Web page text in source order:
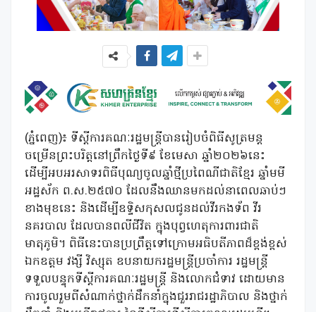
(ភ្នំពេញ)៖ ទីស្តីការគណៈរដ្ឋមន្ត្រីបានរៀបចំពិធីសូត្រមន្ត
ចម្រើនព្រះបរិត្តនៅព្រឹកថ្ងៃទី៩ ខែមេសា ឆ្នាំ២០២៦នេះ
ដើម្បីអបអរសាទរពិធីបុណ្យចូលឆ្នាំថ្មីប្រពៃណីជាតិខ្មែរ ឆ្នាំមមី
អដ្ឋស័ក ព.ស.២៥៧០ ដែលនឹងឈានមកដល់នាពេលឆាប់ៗ
ខាងមុខនេះ និងដើម្បីឧទ្ទិសកុសលជូនដល់វីរកងទ័ព វីរ
នគរបាល ដែលបានពលីជីវិត ក្នុងបុព្វហេតុការពារជាតិ
មាតុភូមិ។ ពិធីនេះបានប្រព្រឹត្តទៅក្រោមអធិបតីភាពដ៏ខ្ពង់ខ្ពស់
ឯកឧត្តម វង្សី វិស្សុត ឧបនាយករដ្ឋមន្ត្រីប្រចាំការ រដ្ឋមន្ត្រី
ទទួលបន្ទុកទីស្តីការគណៈរដ្ឋមន្ត្រី និងលោកជំទាវ ដោយមាន
ការចូលរួមពីសំណាក់ថ្នាក់ដឹកនាំក្នុងជួររាជរដ្ឋាភិបាល និងថ្នាក់